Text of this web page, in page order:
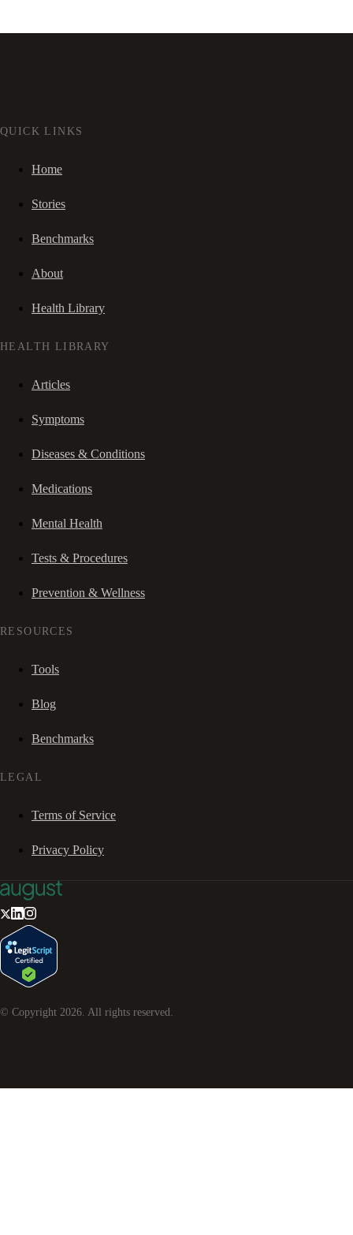
QUICK LINKS
Home
Stories
Benchmarks
About
Health Library
HEALTH LIBRARY
Articles
Symptoms
Diseases & Conditions
Medications
Mental Health
Tests & Procedures
Prevention & Wellness
RESOURCES
Tools
Blog
Benchmarks
LEGAL
Terms of Service
Privacy Policy
© Copyright 2026. All rights reserved.